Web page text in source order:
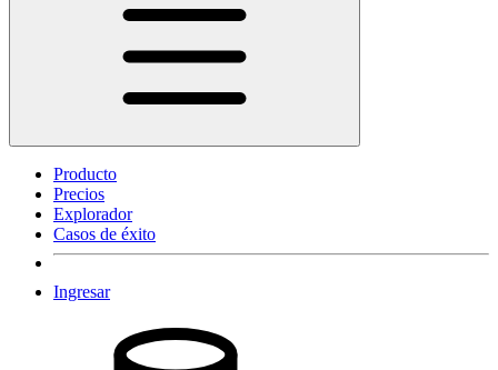
Producto
Precios
Explorador
Casos de éxito
Ingresar